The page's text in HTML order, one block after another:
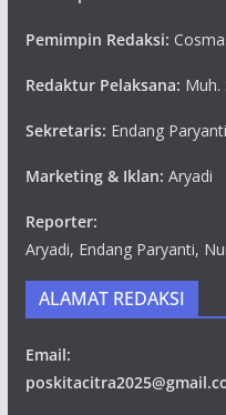
Pemimpin Redaksi:
Redaktur Pelaksana: Muh.
Sekretaris: Endang Paryanti
Marketing & Iklan: Aryadi
Reporter:
Aryadi, Endang Paryanti,
ALAMAT REDAKSI
Email: